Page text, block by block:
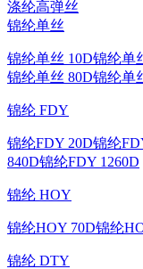
涤纶高弹丝
锦纶单丝
锦纶单丝 10D锦纶单
锦纶单丝 80D锦纶单
锦纶 FDY
锦纶FDY 20D锦纶
840D锦纶FDY 1260D
锦纶 HOY
锦纶HOY 70D锦纶
锦纶 DTY